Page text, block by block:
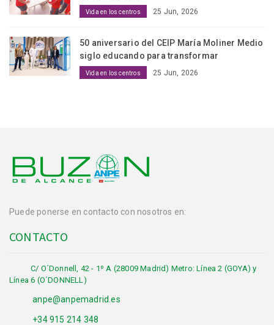
Vida en los centros 25 Jun, 2026
50 aniversario del CEIP María Moliner Medio
siglo educando para transformar
Vida en los centros 25 Jun, 2026
Puede ponerse en contacto con nosotros en:
CONTACTO
C/ O´Donnell, 42 - 1º A (28009 Madrid) Metro: Línea 2 (GOYA) y
Línea 6 (O´DONNELL)
anpe@anpemadrid.es
+34 915 214 348